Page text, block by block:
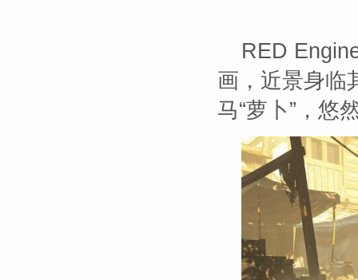
RED
画，近景身临
马“萝卜”，悠